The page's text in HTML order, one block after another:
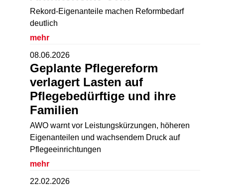
Rekord-Eigenanteile machen Reformbedarf
deutlich
mehr
08.06.2026
Geplante Pflegereform
verlagert Lasten auf
Pflegebedürftige und ihre
Familien
AWO warnt vor Leistungskürzungen, höheren
Eigenanteilen und wachsendem Druck auf
Pflegeeinrichtungen
mehr
22.02.2026